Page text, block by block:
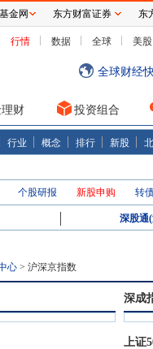
行情 数据 全球 美股
全球财经
财 投资组合
行业 概念 排行 新股
个股研报 新股申购 转
深股通
心 > 沪深京指数
深成
上证
金网 东方财富证券 东